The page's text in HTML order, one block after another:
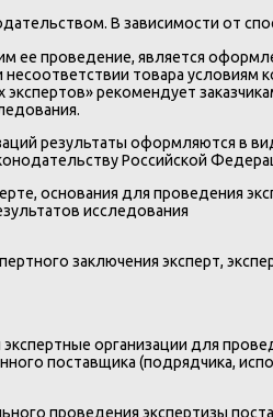
В зависимости от
проведение, является
товара условиям
рекомендует
результаты оформляются в
Российской
основания для проведения
исследования
заключения эксперт,
организации для
поставщика (подрядчика,
проведения экспертизы